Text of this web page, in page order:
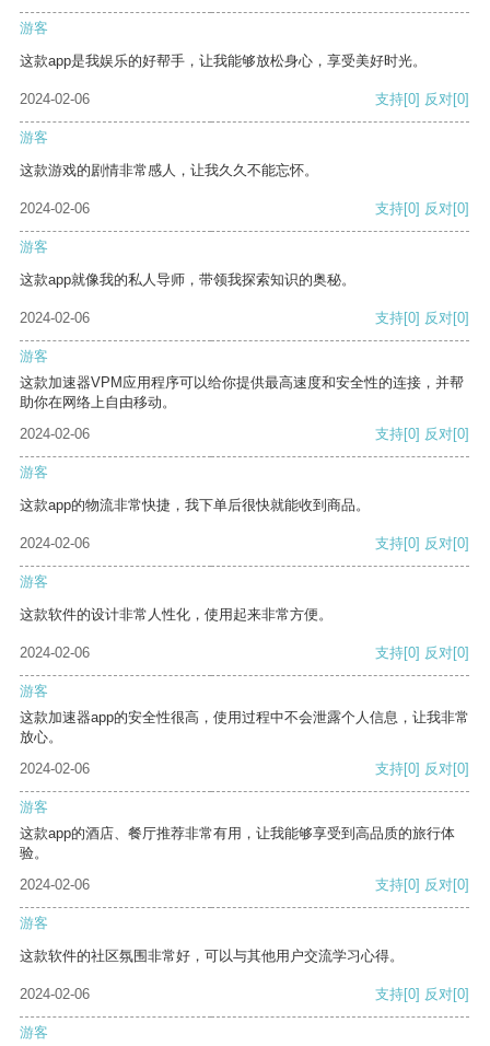
游客
这款app是我娱乐的好帮手，让我能够放松身心，享受美好时光。
2024-02-06 支持[0] 反对[0]
游客
这款游戏的剧情非常感人，让我久久不能忘怀。
2024-02-06 支持[0] 反对[0]
游客
这款app就像我的私人导师，带领我探索知识的奥秘。
2024-02-06 支持[0] 反对[0]
游客
这款加速器VPM应用程序可以给你提供最高速度和安全性的连接，并帮
助你在网络上自由移动。
2024-02-06
支持[0] 反对[0]
游客
这款app的物流非常快捷，我下单后很快就能收到商品。
2024-02-06 支持[0] 反对[0]
游客
这款软件的设计非常人性化，使用起来非常方便。
2024-02-06 支持[0] 反对[0]
游客
这款加速器app的安全性很高，使用过程中不会泄露个人信息，让我非常
放心。
2024-02-06
支持[0] 反对[0]
游客
这款app的酒店、餐厅推荐非常有用，让我能够享受到高品质的旅行体
验。
2024-02-06
支持[0] 反对[0]
游客
这款软件的社区氛围非常好，可以与其他用户交流学习心得。
2024-02-06 支持[0] 反对[0]
游客